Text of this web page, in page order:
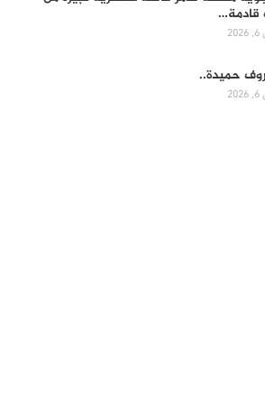
قادمة…
حميدة..